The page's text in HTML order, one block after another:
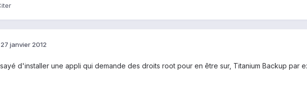
27 janvier 2012
d'installer une appli qui demande des droits root pour en être sur, Titanium Backup par